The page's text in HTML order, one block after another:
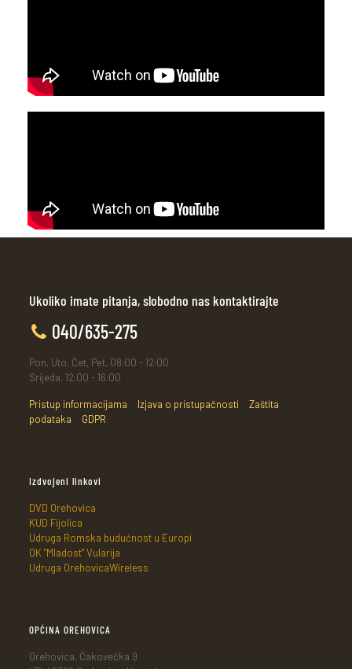
Ukoliko imate pitanja, slobodno nas kontaktirajte
040/635-275
Pon, Uto, Čet, Pet, 08:00 - 12:00
Srijeda, 12:00 - 16:00
Pristup informacijama Izjava o pristupačnosti
Zaštita
podataka
GDPR
Izdvojeni linkovi
DVD Orehovica
KUD Fijolica
Udruga Romska budućnost u Europi
OK "Mladost" Vularija
Udruga OrehovicaWireless
OPĆINA OREHOVICA
Orehovica, Čakovečka 9